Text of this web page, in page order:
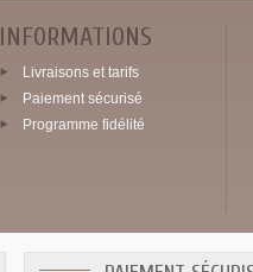
INFORMATIONS
Livraisons et tarifs
Paiement sécurisé
Programme fidélité